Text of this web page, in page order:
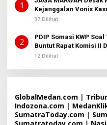
1
Kejanggalan Vonis
37 Dilihat
2
PDIP Somasi KWP
Buntut Rapat Komisi II
12 Dilihat
GlobalMedan.com |
Indozona.com |
SumatraToday.com |
Sumatratoday.com |